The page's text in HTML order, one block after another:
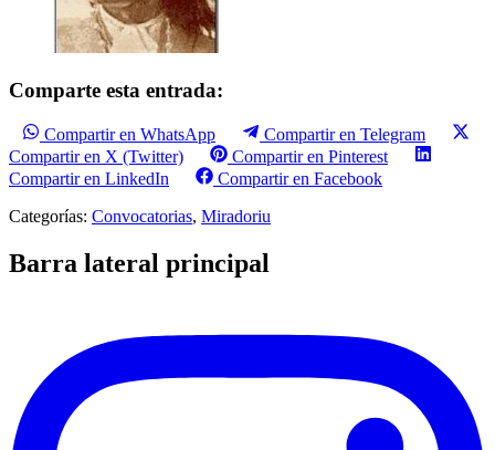
Comparte esta entrada:
Compartir en WhatsApp
Compartir en Telegram
Compartir en X (Twitter)
Compartir en Pinterest
Compartir en LinkedIn
Compartir en Facebook
Categorías: Convocatorias, Miradoriu
Barra lateral principal